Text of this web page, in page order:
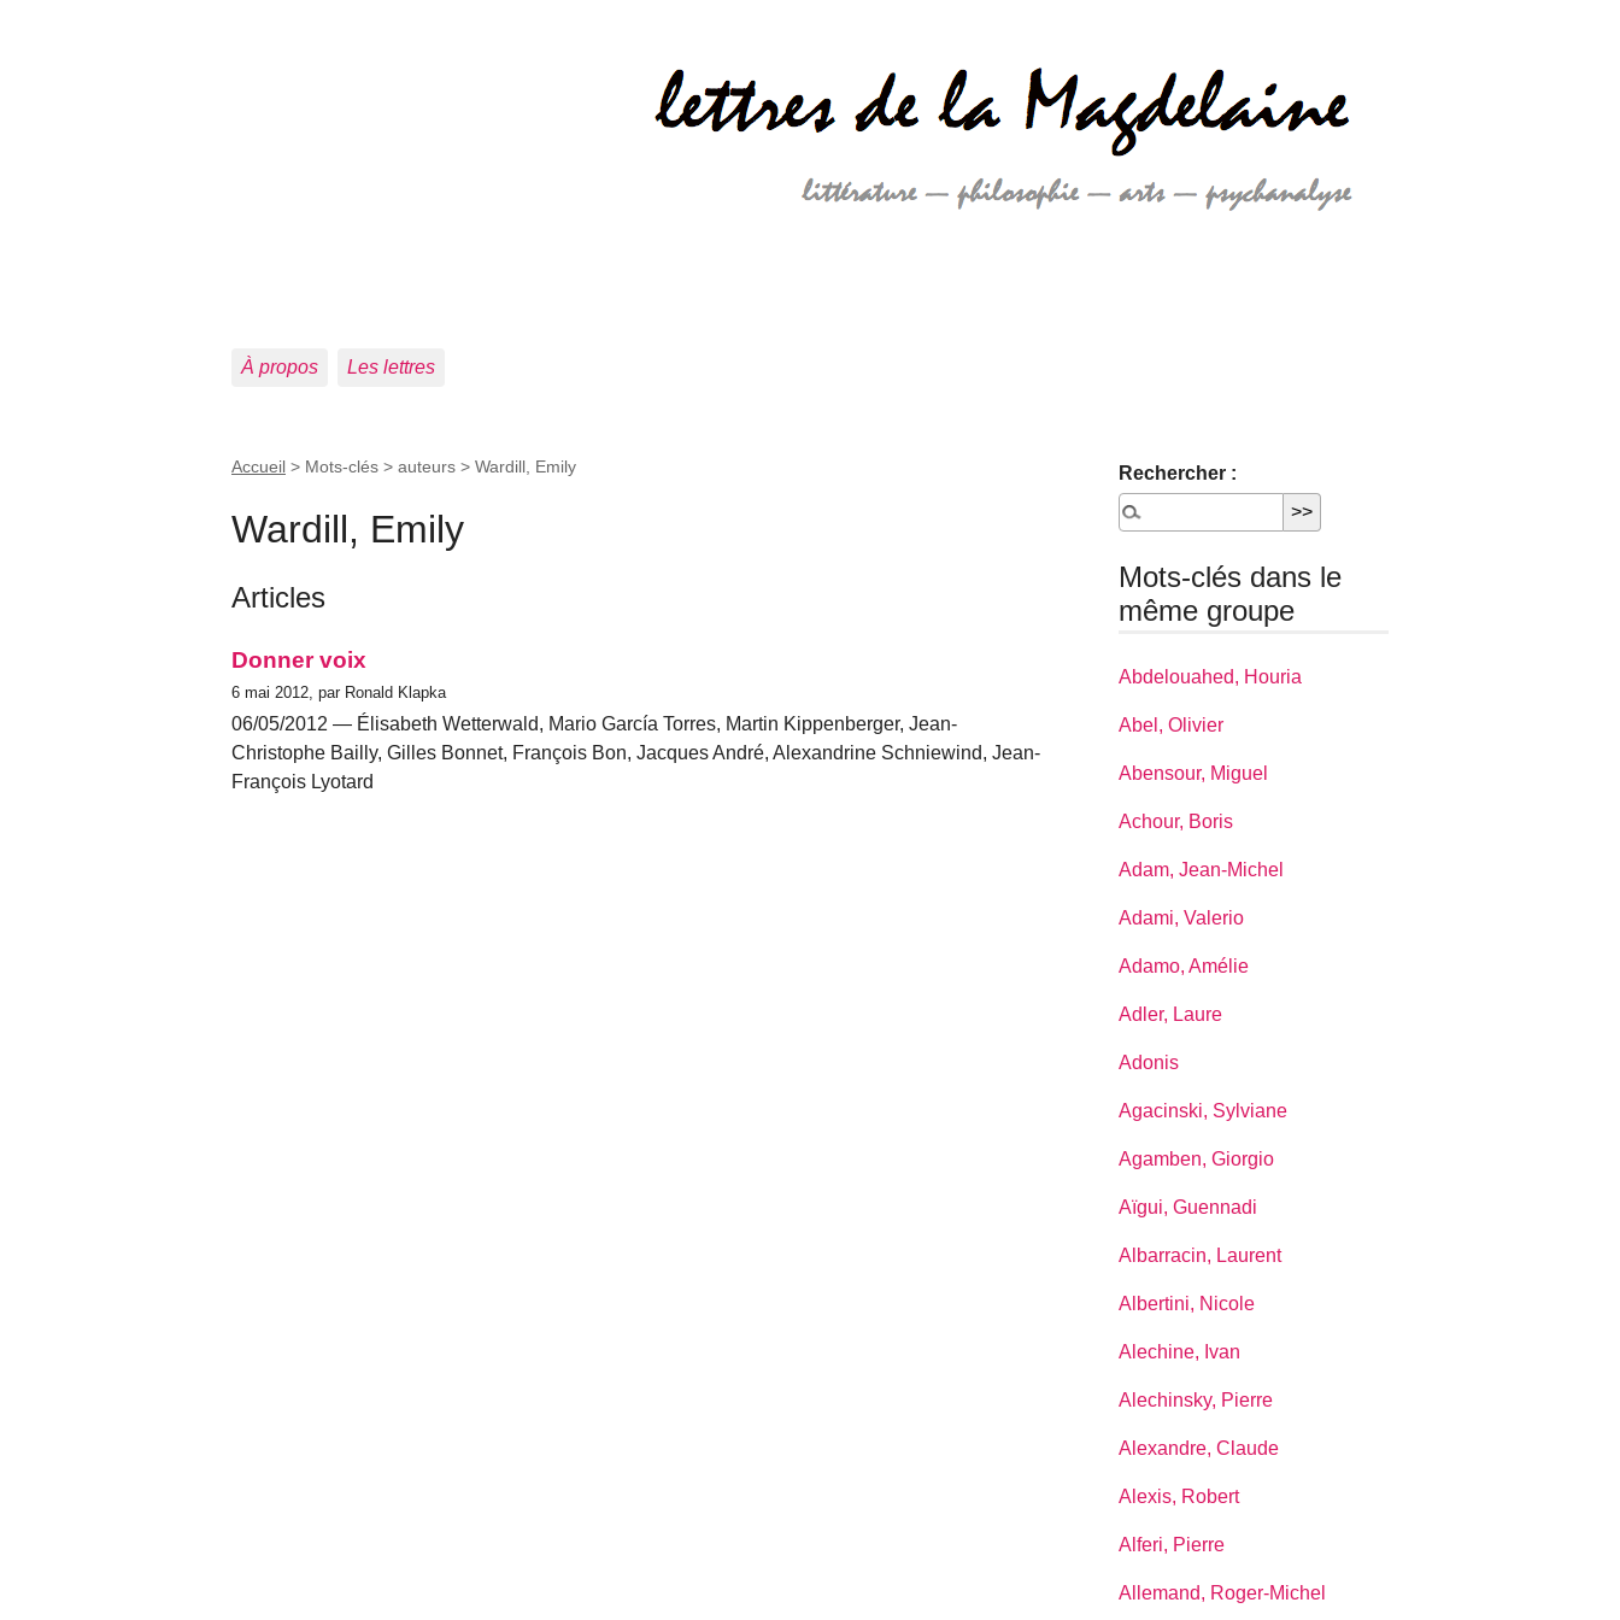
À propos Les lettres
Accueil > Mots-clés > auteurs > Wardill, Emily
Wardill, Emily
Articles
Donner voix
6 mai 2012, par Ronald Klapka
06/05/2012 — Élisabeth Wetterwald, Mario García Torres, Martin Kippenberger, Jean-
Christophe Bailly, Gilles Bonnet, François Bon, Jacques André, Alexandrine Schniewind, Jean-
François Lyotard
Rechercher :
Mots-clés dans le
même groupe
Abdelouahed, Houria
Abel, Olivier
Abensour, Miguel
Achour, Boris
Adam, Jean-Michel
Adami, Valerio
Adamo, Amélie
Adler, Laure
Adonis
Agacinski, Sylviane
Agamben, Giorgio
Aïgui, Guennadi
Albarracin, Laurent
Albertini, Nicole
Alechine, Ivan
Alechinsky, Pierre
Alexandre, Claude
Alexis, Robert
Alferi, Pierre
Allemand, Roger-Michel